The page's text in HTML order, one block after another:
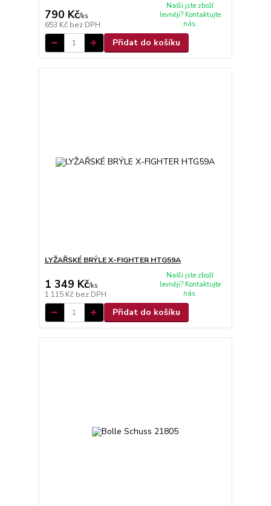
790 Kč/ks
653 Kč bez DPH
Našli jste zboží
levněji? Kontaktujte
nás.
Přidat do košíku
LYŽAŘSKÉ BRÝLE X-FIGHTER HTG59A
1 349 Kč/ks
1 115 Kč bez DPH
Našli jste zboží
levněji? Kontaktujte
nás.
Přidat do košíku